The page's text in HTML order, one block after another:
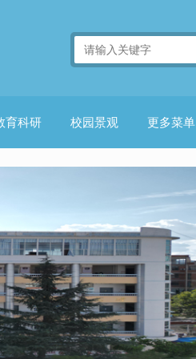
育科研 校园景观 更多菜单